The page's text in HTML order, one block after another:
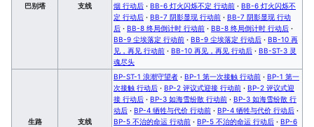
巴别塔 支线
烟 行动后 · BB-6 灯火闪烁不定 行动前 · BB-6 灯火闪烁不
定 行动后 · BB-7 阴影显现 行动前 · BB-7 阴影显现 行动
后 · BB-8 终局倒计时 行动前 · BB-8 终局倒计时 行动后 ·
BB-9 尘埃落定 行动前 · BB-9 尘埃落定 行动后 · BB-10 再
见，再见 行动前 · BB-10 再见，再见 行动后 · BB-ST-3 灵
魂尽头
生路 支线
BP-ST-1 浪潮守望者 · BP-1 第一次接触 行动前 · BP-1 第一
次接触 行动后 · BP-2 评议式迎接 行动前 · BP-2 评议式迎
接 行动后 · BP-3 如海雪纷散 行动前 · BP-3 如海雪纷散 行
动后 · BP-4 牺牲与代价 行动前 · BP-4 牺牲与代价 行动后 ·
BP-5 不治的命运 行动前 · BP-5 不治的命运 行动后 · BP-6